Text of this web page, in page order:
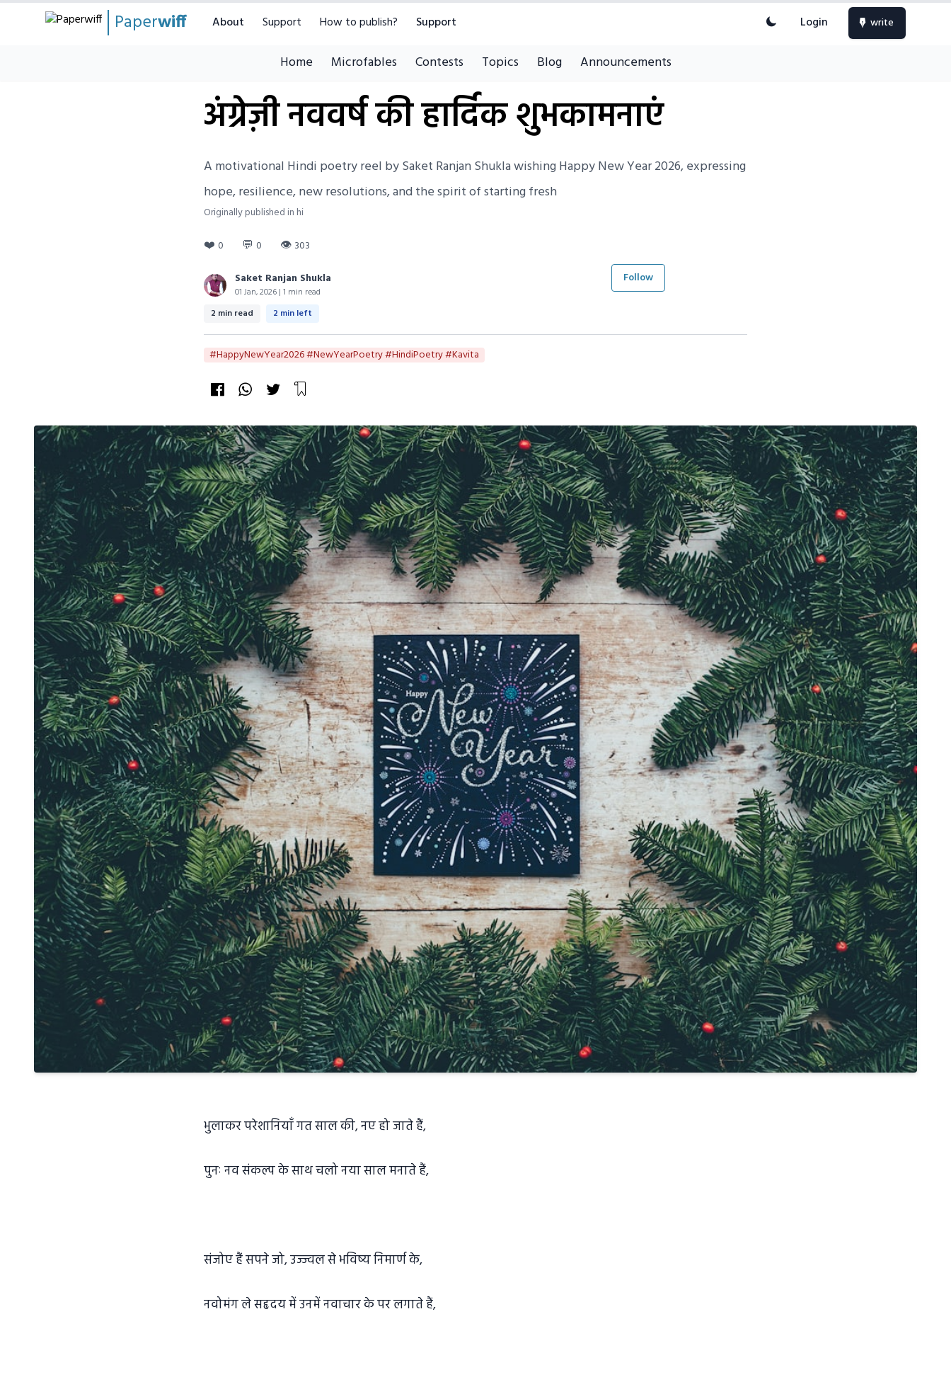
Paperwiff About Support How to publish? Support Login write
Home Microfables Contests Topics Blog Announcements
अंग्रेज़ी नववर्ष की हार्दिक शुभकामनाएं
A motivational Hindi poetry reel by Saket Ranjan Shukla wishing Happy New Year 2026, expressing
hope, resilience, new resolutions, and the spirit of starting fresh
Originally published in hi
❤️ 0 💬 0 👁 303
Saket Ranjan Shukla
01 Jan, 2026 | 1 min read
Follow
2 min read 2 min left
#HappyNewYear2026 #NewYearPoetry #HindiPoetry #Kavita
भुलाकर परेशानियाँ गत साल की, नए हो जाते हैं,
पुनः नव संकल्प के साथ चलो नया साल मनाते हैं,
संजोए हैं सपने जो, उज्ज्वल से भविष्य निमार्ण के,
नवोमंग ले सहृदय में उनमें नवाचार के पर लगाते हैं,